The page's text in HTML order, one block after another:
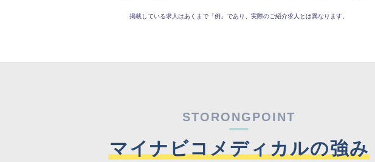
掲載している求人はあくまで「例」であり、実際のご紹介求人とは異なります。
STORONGPOINT
マイナビコメディカルの強み